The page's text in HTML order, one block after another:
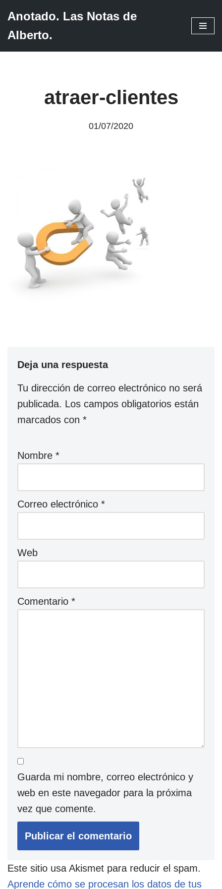
Saltar
Anotado. Las Notas de
Alberto.
atraer-clientes
01/07/2020
Deja una respuesta
Tu dirección de correo electrónico no será
publicada. Los campos obligatorios están
marcados con *
Nombre *
Correo electrónico *
Web
Comentario *
Guarda mi nombre, correo electrónico y
web en este navegador para la próxima
vez que comente.
Este sitio usa Akismet para reducir el spam.
Aprende cómo se procesan los datos de tus